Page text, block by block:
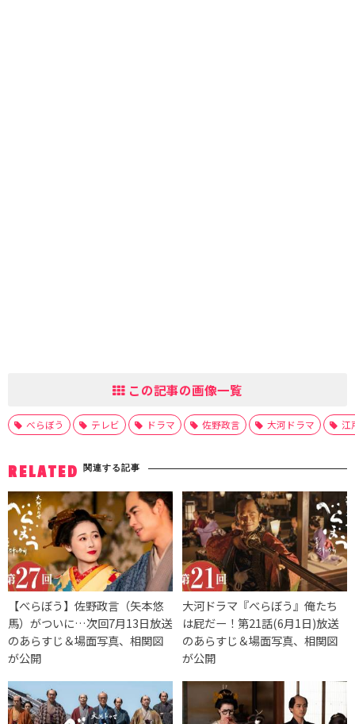
この記事の画像一覧
べらぼう テレビ ドラマ 佐野政言 大河ドラマ 江
RELATED 関連する記事
【べらぼう】佐野政言（矢本悠
馬）がついに…次回7月13日放送
のあらすじ＆場面写真、相関図
が公開
大河ドラマ『べらぼう』俺たち
は屁だー！第21話(6月1日)放送
のあらすじ＆場面写真、相関図
が公開